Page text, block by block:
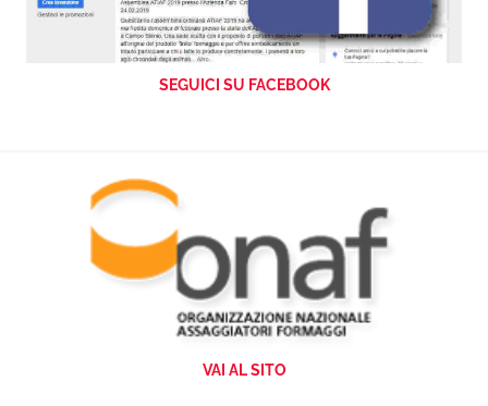
SEGUICI SU FACEBOOK
VAI AL SITO